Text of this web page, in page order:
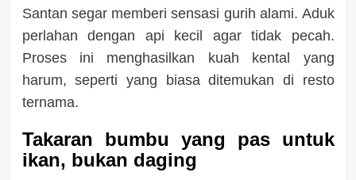
Santan segar memberi sensasi gurih alami. Aduk
perlahan dengan api kecil agar tidak pecah.
Proses ini menghasilkan kuah kental yang
harum, seperti yang biasa ditemukan di resto
ternama.
Takaran bumbu yang pas untuk
ikan, bukan daging